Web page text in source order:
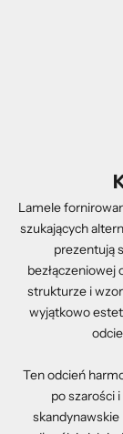
Lamele
szukających
prezentują
bezłączeniowej
strukturze i
wyjątkowo
Ten odcień
po szarości
skandynawskie